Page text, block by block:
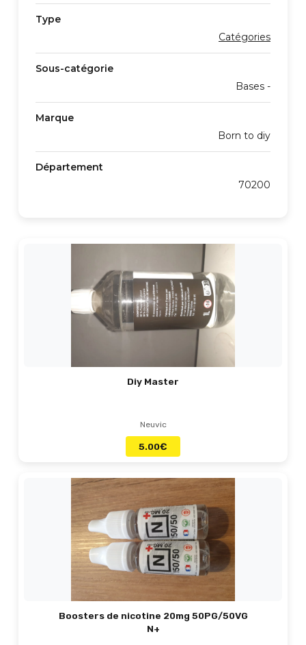
Type
Catégories
Sous-catégorie
Bases -
Marque
Born to diy
Département
70200
Diy Master
Neuvic
5.00€
Boosters de nicotine 20mg 50PG/50VG
N+